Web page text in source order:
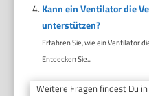
Kann ein Ventilator die
unterstützen?
Erfahren Sie, wie ein Ventilator
Entdecken Sie...
Weitere Fragen findest Du